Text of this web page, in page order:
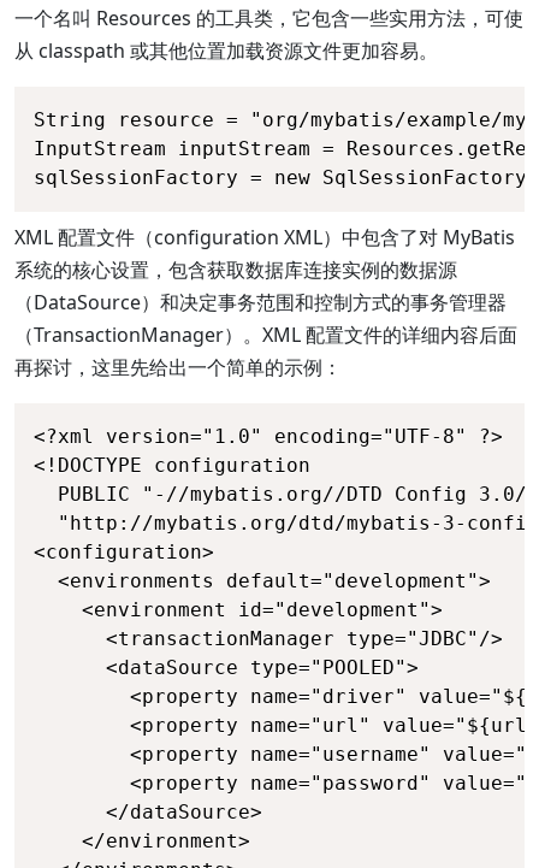
一个名叫 Resources 的工具类，它包含一些实用方法，可使
从 classpath 或其他位置加载资源文件更加容易。
String resource = "org/mybatis/example/
InputStream inputStream =
sqlSessionFactory = new
XML 配置文件（configuration XML）中包含了对 MyBatis
系统的核心设置，包含获取数据库连接实例的数据源
（DataSource）和决定事务范围和控制方式的事务管理器
（TransactionManager）。XML 配置文件的详细内容后面
再探讨，这里先给出一个简单的示例：
<?xml version="1.0" encoding="UTF-8" ?>
<!DOCTYPE configuration
PUBLIC "-//mybatis.org//DTD Config
"http://mybatis.org/dtd/mybatis-3-
<configuration>
  <environments default="development">
    <environment id="development">
      <transactionManager type="JDBC"/>
      <dataSource type="POOLED">
<property name="driver"
<property name="url"
<property name="username"
<property name="password"
      </dataSource>
    </environment>